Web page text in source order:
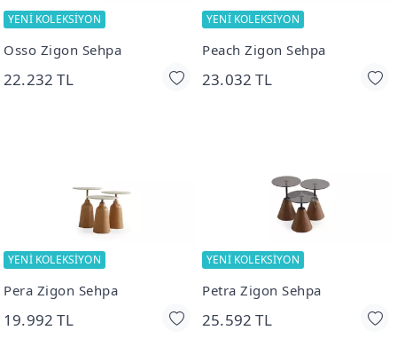
YENİ KOLEKSİYON
Osso Zigon Sehpa
22.232 TL
YENİ KOLEKSİYON
Peach Zigon Sehpa
23.032 TL
YENİ KOLEKSİYON
Pera Zigon Sehpa
19.992 TL
YENİ KOLEKSİYON
Petra Zigon Sehpa
25.592 TL